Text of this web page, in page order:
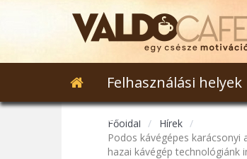
Felhasználási helyek
Webshop
Főoldal
Hírek
Podos kávégépes
hazai kávégép technológiánk